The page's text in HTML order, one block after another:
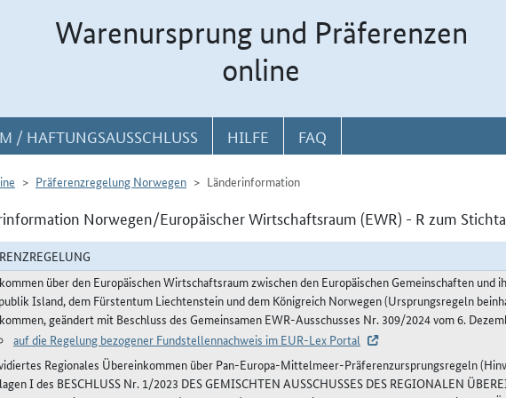
Warenursprung und Präferenzen
online
/ HAFTUNGSAUSSCHLUSS HILFE FAQ
Präferenzregelung Norwegen Länderinformation
Norwegen/Europäischer Wirtschaftsraum (EWR) - R zum
über den Europäischen Wirtschaftsraum zwischen den Europäischen Gemeinschaften und
Island, dem Fürstentum Liechtenstein und dem Königreich Norwegen (Ursprungsregeln
geändert mit Beschluss des Gemeinsamen EWR-Ausschusses Nr. 309/2024 vom 6.
auf die Regelung bezogener Fundstellennachweis im EUR-Lex Portal
Regionales Übereinkommen über Pan-Europa-Mittelmeer-Präferenzursprungsregeln
I des BESCHLUSS Nr. 1/2023 DES GEMISCHTEN AUSSCHUSSES DES REGIONALEN